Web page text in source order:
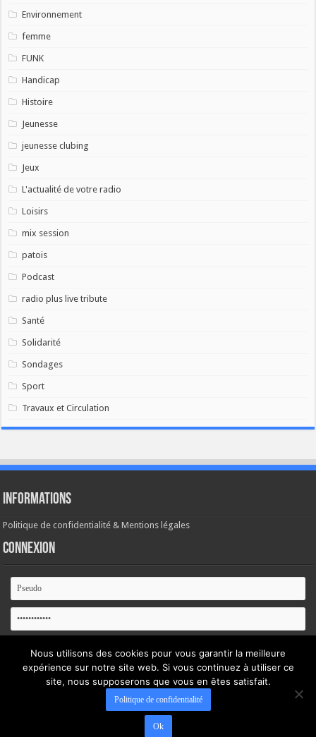
Environnement
femme
FUNK
Handicap
Histoire
Jeunesse
jeunesse clubing
Jeux
L'actualité de votre radio
Loisirs
mix session
patois
Podcast
radio plus live tribute
Santé
Solidarité
Sondages
Sport
Travaux et Circulation
Informations
Politique de confidentialité & Mentions légales
Connexion
Se souvenir de moi
Mot de passe oublié ?
Nous utilisons des cookies pour vous garantir la meilleure
expérience sur notre site web. Si vous continuez à utiliser ce
site, nous supposerons que vous en êtes satisfait.
Politique de confidentialité
Ok